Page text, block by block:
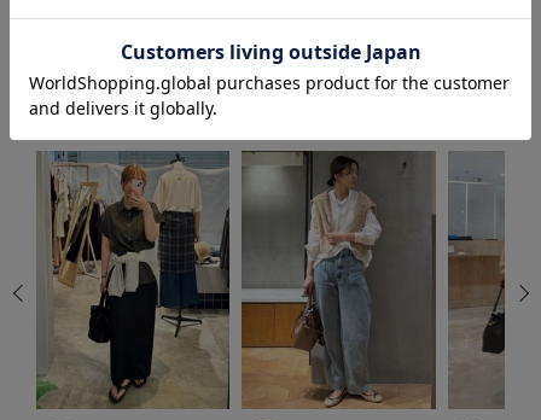
COORDINATE
この商品を使ったCOORDINATE